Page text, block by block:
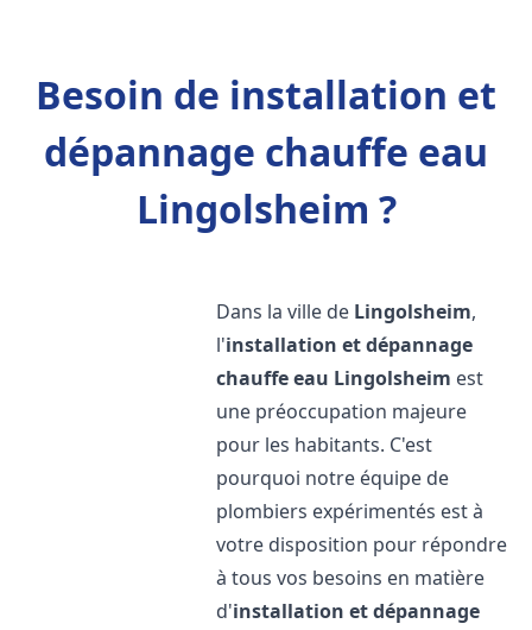
Besoin de installation et
dépannage chauffe eau
Lingolsheim ?
Dans la ville de Lingolsheim,
l'installation et dépannage
chauffe eau Lingolsheim est
une préoccupation majeure
pour les habitants. C'est
pourquoi notre équipe de
plombiers expérimentés est à
votre disposition pour répondre
à tous vos besoins en matière
d'installation et dépannage